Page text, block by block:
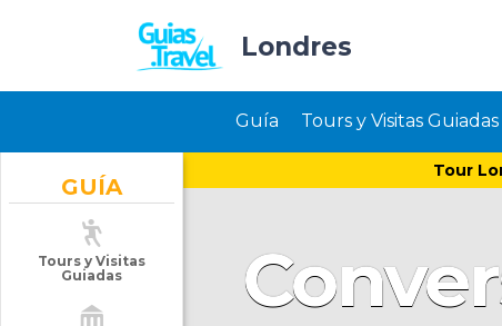
Tour
Londres
Guía Tours y Visitas Guiadas
GUÍA
Tours y Visitas
Guiadas